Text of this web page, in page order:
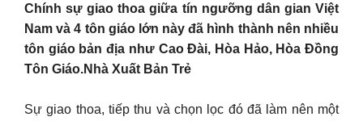
Chính sự giao thoa giữa tín ngưỡng dân gian Việt
Nam và 4 tôn giáo lớn này đã hình thành nên nhiều
tôn giáo bản địa như Cao Đài, Hòa Hảo, Hòa Đồng
Tôn Giáo.Nhà Xuất Bản Trẻ
Sự giao thoa, tiếp thu và chọn lọc đó đã làm nên một